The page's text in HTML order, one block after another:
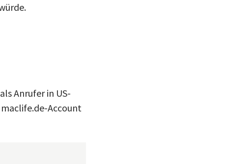
Anrufer in US-
Account